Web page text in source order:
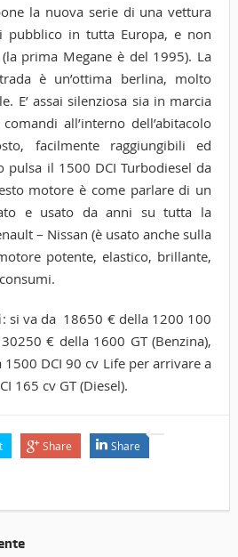
la nuova serie di una vettura
pubblico in tutta Europa, e non
prima Megane è del 1995). La
è un’ottima berlina, molto
E’ assai silenziosa sia in marcia
all’interno dell’abitacolo
facilmente raggiungibili ed
pulsa il 1500 DCI Turbodiesel da
motore è come parlare di un
e usato da anni su tutta la
– Nissan (è usato anche sulla
potente, elastico, brillante,
: si va da 18650 € della 1200 100
€ della 1600 GT (Benzina),
DCI 90 cv Life per arrivare a
165 cv GT (Diesel).
Share Share